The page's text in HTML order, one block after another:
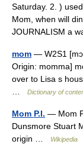
Saturday. 2. )
Mom, when will
JOURNALISM a
mom — W2S1
Origin: momma]
over to Lisa s
Dictionary of
Mom P.I. — Mom
Dunsmore Stuart
origin …
Wikipedia